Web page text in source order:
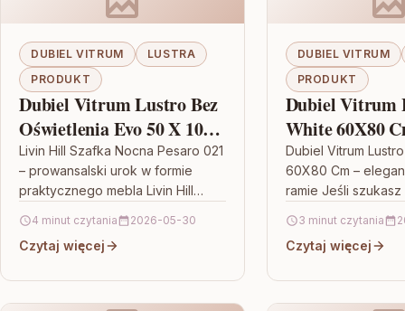
DUBIEL VITRUM
LUSTRA
PRODUKT
Dubiel Vitrum Lustro Bez
Oświetlenia Evo 50 X 100
84844930
Livin Hill Szafka Nocna Pesaro 021
– prowansalski urok w formie
praktycznego mebla Livin Hill
mebel, który łączy
funkcjonalność…
4 minut czytania 2026-05-30
Czytaj więcej
DUBIEL VITRUM
PRODUKT
Dubiel Vitrum
White 60X80
Dubiel Vitrum
60X80 Cm –
ramie Jeśli
porządkuje
3 minut czytania
Czytaj więcej